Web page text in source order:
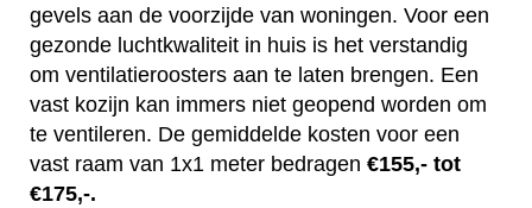
gevels aan de voorzijde van woningen. Voor een
gezonde luchtkwaliteit in huis is het verstandig
om ventilatieroosters aan te laten brengen. Een
vast kozijn kan immers niet geopend worden om
te ventileren. De gemiddelde kosten voor een
vast raam van 1x1 meter bedragen €155,- tot
€175,-.